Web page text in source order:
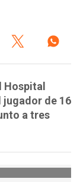
Hospital
jugador de 16
a tres